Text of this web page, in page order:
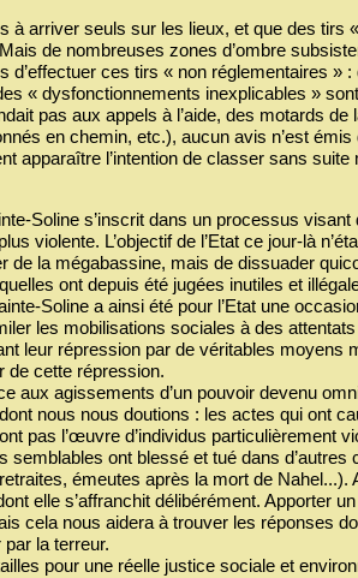
à arriver seuls sur les lieux, et que des tirs
de nombreuses zones d’ombre
ces tirs « non réglementaires » :
« dysfonctionnements inexplicables »
pas aux appels à l’aide, des motards de
en chemin, etc.), aucun avis n’est
apparaître l’intention de classer sans suite
Soline s’inscrit dans un processus visant
violente. L’objectif de l’Etat ce jour-là
de la mégabassine, mais de dissuader
ont depuis été jugées inutiles et
Soline a ainsi été pour l’Etat une
les mobilisations sociales à des
leur répression par de véritables moyens
de cette répression.
aux agissements d’un pouvoir devenu
nous nous doutions : les actes qui ont
pas l’œuvre d’individus particulièrement
semblables ont blessé et tué dans d’autres
émeutes après la mort de Nahel...).
elle s’affranchit délibérément. Apporter
cela nous aidera à trouver les réponses
la terreur.
pour une réelle justice sociale et